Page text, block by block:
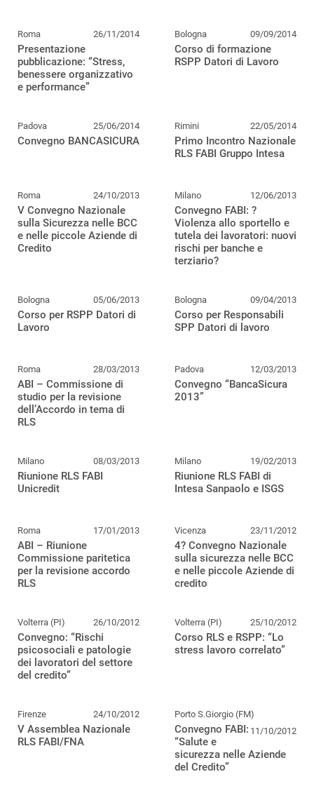
Roma 26/11/2014
Presentazione
pubblicazione: “Stress,
benessere organizzativo
e performance”
Bologna 09/09/2014
Corso di formazione
RSPP Datori di Lavoro
Padova 25/06/2014
Convegno BANCASICURA
Rimini 22/05/2014
Primo Incontro Nazionale
RLS FABI Gruppo Intesa
Roma 24/10/2013
V Convegno Nazionale
sulla Sicurezza nelle BCC
e nelle piccole Aziende di
Credito
Milano 12/06/2013
Convegno FABI: ?
Violenza allo sportello e
tutela dei lavoratori: nuovi
rischi per banche e
terziario?
Bologna 05/06/2013
Corso per RSPP Datori di
Lavoro
Bologna 09/04/2013
Corso per Responsabili
SPP Datori di lavoro
Roma 28/03/2013
ABI – Commissione di
studio per la revisione
dell’Accordo in tema di
RLS
Padova 12/03/2013
Convegno “BancaSicura
2013”
Milano 08/03/2013
Riunione RLS FABI
Unicredit
Milano 19/02/2013
Riunione RLS FABI di
Intesa Sanpaolo e ISGS
Roma 17/01/2013
ABI – Riunione
Commissione paritetica
per la revisione accordo
RLS
Vicenza 23/11/2012
4? Convegno Nazionale
sulla sicurezza nelle BCC
e nelle piccole Aziende di
credito
Volterra (PI) 26/10/2012
Convegno: “Rischi
psicosociali e patologie
dei lavoratori del settore
del credito”
Volterra (PI) 25/10/2012
Corso RLS e RSPP: “Lo
stress lavoro correlato”
Firenze 24/10/2012
V Assemblea Nazionale
RLS FABI/FNA
Porto S.Giorgio (FM)
11/10/2012
Convegno FABI:
“Salute e
sicurezza nelle Aziende
del Credito”